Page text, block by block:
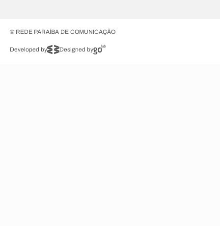
© REDE PARAÍBA DE COMUNICAÇÃO
Developed by Designed by